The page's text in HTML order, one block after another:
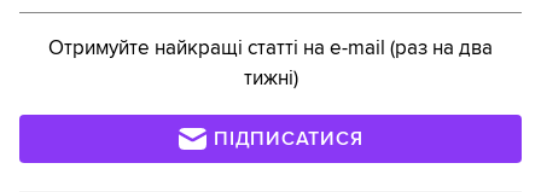
Отримуйте найкращі статті на e-mail (раз на два
тижні)
ПІДПИСАТИСЯ